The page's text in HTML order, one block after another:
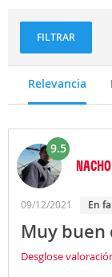
FILTRAR
Relevancia
9.5
NACHO
09/12/2021 En
Muy buen
Desglose